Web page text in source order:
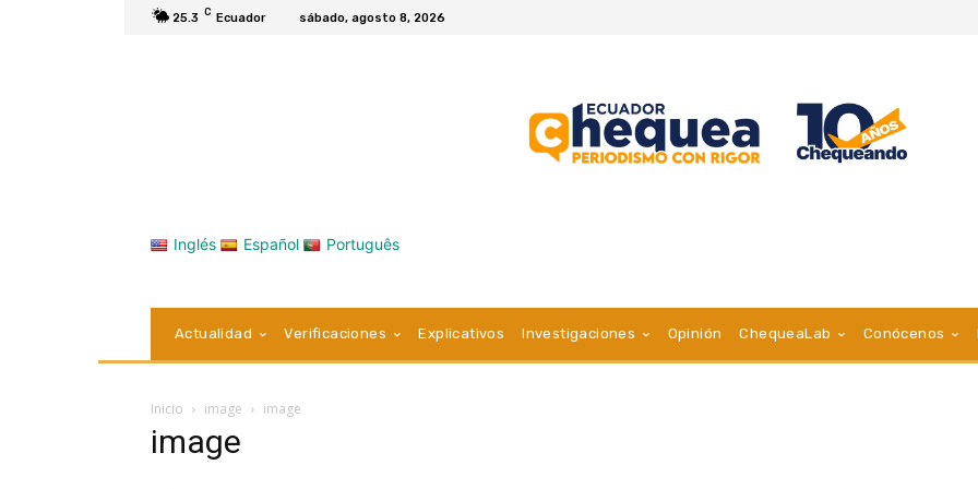
25.3 C Ecuador sábado, agosto 8, 2026
Inglés Español Português
Actualidad Verificaciones Explicativos Investigaciones Opinión ChequeaLab Conócenos
Inicio image image
image